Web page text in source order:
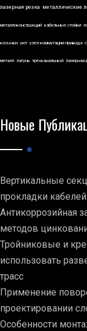
лазерная резка металлические
металлоконструкций кабельные стойки
косынки укп узел коммутации привода
металл латунь трехканальный лазерная
Новые
Вертикальные
прокладки
Антикоррозийная
методов
Тройниковые и
использовать
трасс
Применение
проектировании
Особенности